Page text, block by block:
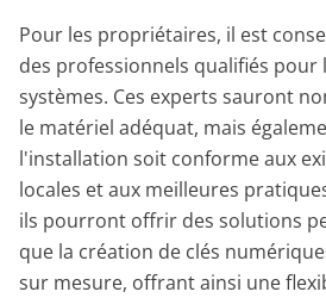
Pour les propriétaires, il est
des professionnels qualifiés pour
systèmes. Ces experts sauront
le matériel adéquat, mais
l'installation soit conforme aux
locales et aux meilleures
ils pourront offrir des solutions
que la création de clés
sur mesure, offrant ainsi une